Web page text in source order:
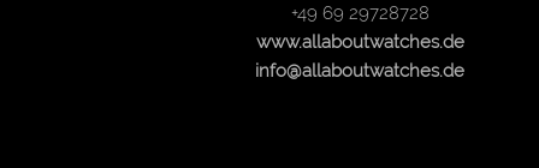
+49 69 29728728
www.allaboutwatches.de
info@allaboutwatches.de